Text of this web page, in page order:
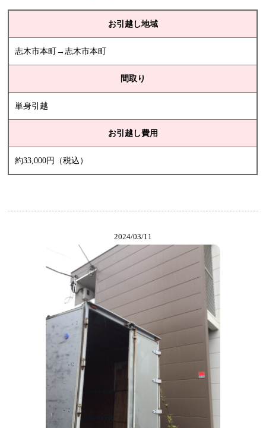
お引越し地域
志木市本町→志木市本町
間取り
単身引越
お引越し費用
約33,000円（税込）
2024/03/11